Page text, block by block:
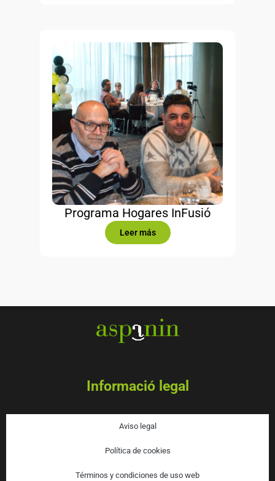
Programa Hogares InFusió
Leer más
Informació legal
Aviso legal
Política de cookies
Términos y condiciones de uso web